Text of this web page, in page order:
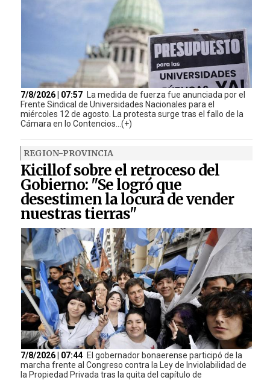
7/8/2026 | 07:57
La medida de fuerza fue anunciada por el
Frente Sindical de Universidades Nacionales para el
miércoles 12 de agosto. La protesta surge tras el fallo de la
Cámara en lo Contencios...(+)
REGION-PROVINCIA
Kicillof sobre el retroceso del
Gobierno: "Se logró que
desestimen la locura de vender
nuestras tierras"
7/8/2026 | 07:44 El gobernador bonaerense participó de la
marcha frente al Congreso contra la Ley de Inviolabilidad de
la Propiedad Privada tras la quita del capítulo de